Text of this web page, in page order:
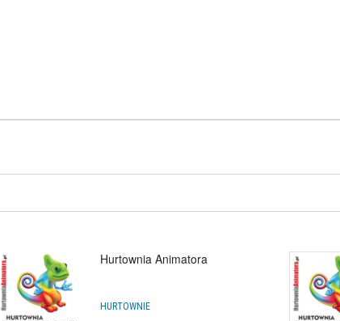
Hurtownia Animatora
HURTOWNIE